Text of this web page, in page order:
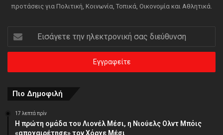
προτάσεις για Πολιτική, Κοινωνία, Τοπικά, Οικονομία και Αθλητικά.
την
ηλεκτρονική
διεύθυνση
Πιο Δημοφιλή
17 λεπτά πρίν
Η πρώτη ομάδα του Λιονέλ Μέσι, η Νιούελς Ολντ Μπόις
«αποχαιρέτησε» τον Χόρχε Μέσι